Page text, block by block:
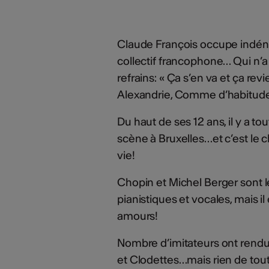
Claude François occupe
collectif francophone… Qui
refrains: « Ça s’en va et ça
Alexandrie, Comme
Du haut de ses 12 ans, il y a
scène à Bruxelles…et c’est le
vie!
Chopin et Michel Berger sont
pianistiques et vocales, mais
amours!
Nombre d’imitateurs ont
et Clodettes…mais rien de